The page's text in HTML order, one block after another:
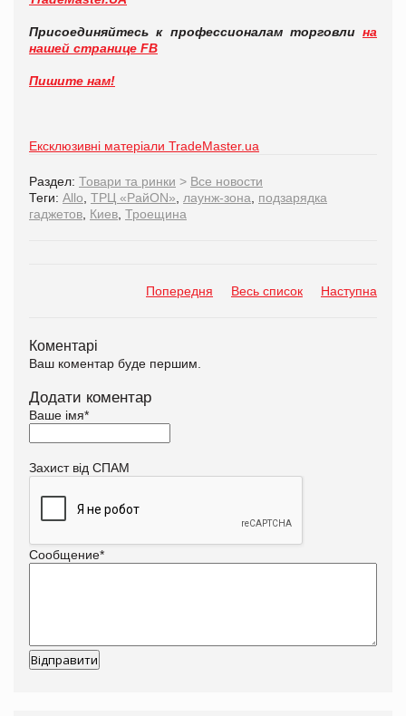
Присоединяйтесь к профессионалам торговли на
нашей странице FB
Пишите нам!
Ексклюзивні матеріали TradeMaster.ua
Раздел: Товари та ринки > Все новости
Теги: Allo ТРЦ «РайON» лаунж-зона
подзарядка
гаджетов Киев Троещина
Попередня Весь список Наступна
Коментарі
Ваш коментар буде першим.
Додати коментар
Ваше імя*
Захист від СПАМ
Сообщение*